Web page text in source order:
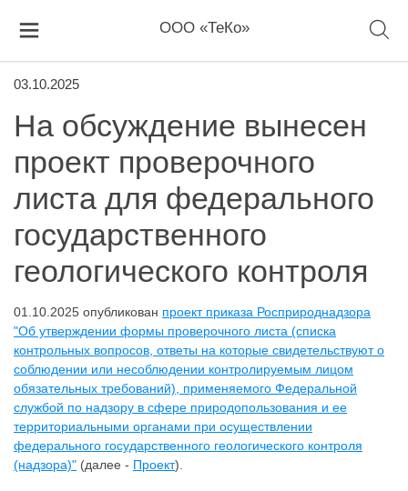
ООО «ТеКо»
03.10.2025
На обсуждение вынесен
проект проверочного
листа для федерального
государственного
геологического контроля
01.10.2025 опубликован проект приказа Росприроднадзора
"Об утверждении формы проверочного листа (списка
контрольных вопросов, ответы на которые свидетельствуют о
соблюдении или несоблюдении контролируемым лицом
обязательных требований), применяемого Федеральной
службой по надзору в сфере природопользования и ее
территориальными органами при осуществлении
федерального государственного геологического контроля
(надзора)" (далее - Проект).